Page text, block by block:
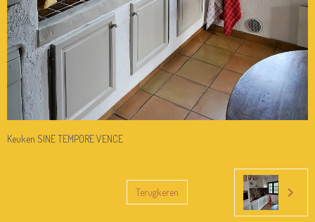
Keuken SINE TEMPORE VENCE
Terugkeren